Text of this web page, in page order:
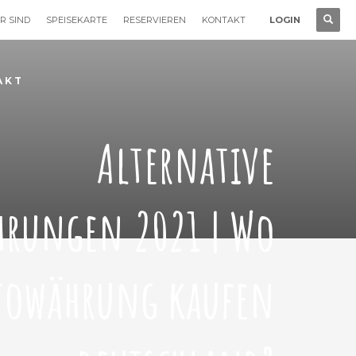
SIND SPEISEKARTE RESERVIEREN KONTAKT LOGIN
Alternative
2021 | Wo